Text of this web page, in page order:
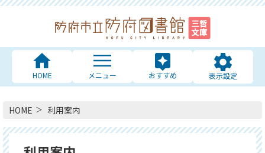
HOME メニュー おすすめ 表示設定
HOME 利用案内